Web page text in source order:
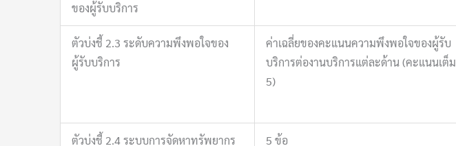
ของผู้รับบริการ
ตัวบ่งชี้ 2.3 ระดับความพึงพอใจของ
ผู้รับบริการ
ค่าเฉลี่ยของคะแนนความพึงพอใจของผู้รับ
บริการต่องานบริการแต่ละด้าน (คะแนนเต็ม
5)
ตัวบ่งชี้ 2.4 ระบบการจัดหาทรัพยากร
5 ข้อ